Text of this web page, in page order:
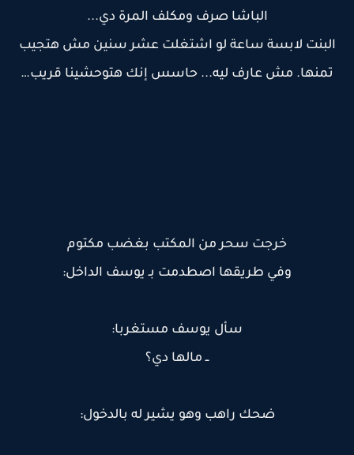
الباشا صرف ومكلف المرة دي...
البنت لابسة ساعة لو اشتغلت عشر سنين مش هتجيب
تمنها. مش عارف ليه... حاسس إنك هتوحشينا قريب…
خرجت سحر من المكتب بغضب مكتوم
وفي طريقها اصطدمت بـ يوسف الداخل:
سأل يوسف مستغربا:
ــ مالها دي؟
ضحك راهب وهو يشير له بالدخول: